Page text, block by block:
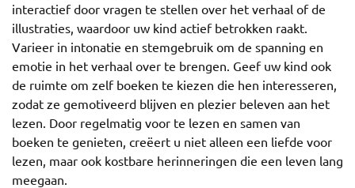
interactief door vragen te stellen over het verhaal of de
illustraties, waardoor uw kind actief betrokken raakt.
Varieer in intonatie en stemgebruik om de spanning en
emotie in het verhaal over te brengen. Geef uw kind ook
de ruimte om zelf boeken te kiezen die hen interesseren,
zodat ze gemotiveerd blijven en plezier beleven aan het
lezen. Door regelmatig voor te lezen en samen van
boeken te genieten, creëert u niet alleen een liefde voor
lezen, maar ook kostbare herinneringen die een leven lang
meegaan.